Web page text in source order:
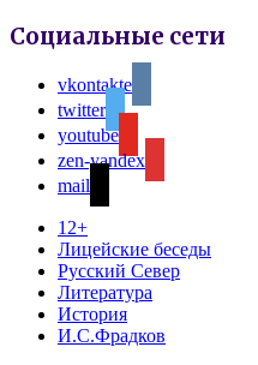
Социальные сети
vkontakte
twitter
youtube
zen-yandex
mail
12+
Лицейские беседы
Русский Север
Литература
История
И.С.Фрадков